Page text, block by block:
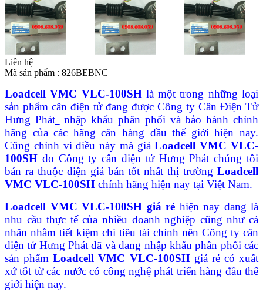
Liên hệ
Mã sản phẩm : 826BEBNC
Loadcell VMC VLC-100SHlà một trong những loại
sản phẩm cân điện tử đang được Công ty Cân Điện Tử
Hưng Phát
nhập khẩu phân phối và bảo hành chính
hãng của các hãng cân hàng đầu thế giới hiện nay.
Cũng chính vì điều này mà giáLoadcell VMC VLC-
100SH do Công ty cân điện tử Hưng Phát chúng tôi
bán ra thuộc diện giá bán tốt nhất thị trường Loadcell
VMC VLC-100SH chính hãng hiện nay tại Việt Nam.
Loadcell VMC VLC-100SH giá rẻ hiện nay đang là
nhu cầu thực tế của nhiều doanh nghiệp cũng như cá
nhân nhằm tiết kiệm chi tiêu tài chính nên Công ty cân
điện tử Hưng Phát đã và đang nhập khẩu phân phối các
sản phẩmLoadcell VMC VLC-100SHgiá rẻ có xuất
xứ tốt từ các nước có công nghệ phát triển hàng đầu thế
giới hiện nay.